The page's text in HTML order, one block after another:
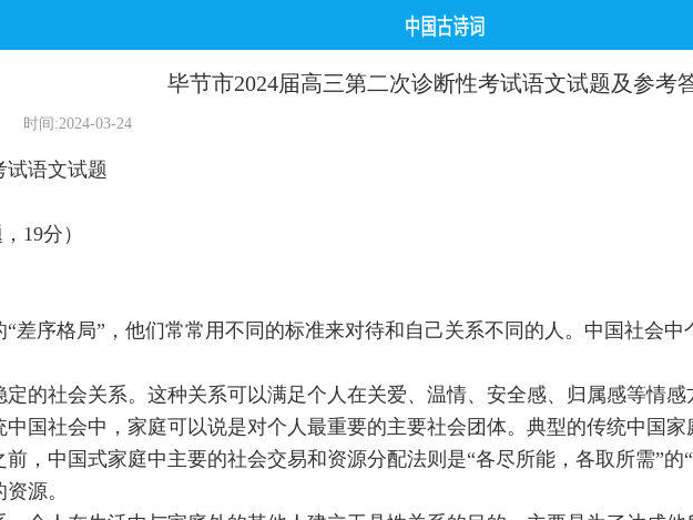
毕节市2024届高三第二次诊断性考试语文试题及参考
时间:2024-03-24
试语文试题
19分）
差序格局”，他们常常用不同的标准来对待和自己关系不同的人。中国社会
的社会关系。这种关系可以满足个人在关爱、温情、安全感、归属感等情
国社会中，家庭可以说是对个人最重要的主要社会团体。典型的传统中国
，中国式家庭中主要的社会交易和资源分配法则是“各尽所能，各取所需”
源。